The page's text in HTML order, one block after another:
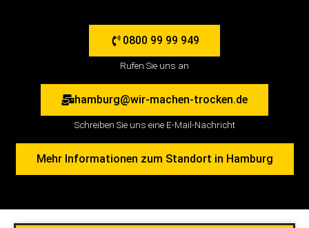
0800 99 99 949
Rufen Sie uns an
hamburg@wir-machen-trocken.de
Schreiben Sie uns eine E-Mail-Nachricht
Mehr Informationen zum Standort in Hamburg